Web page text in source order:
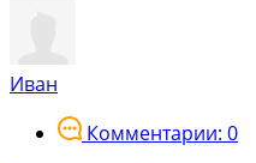
Иван
Комментарии: 0